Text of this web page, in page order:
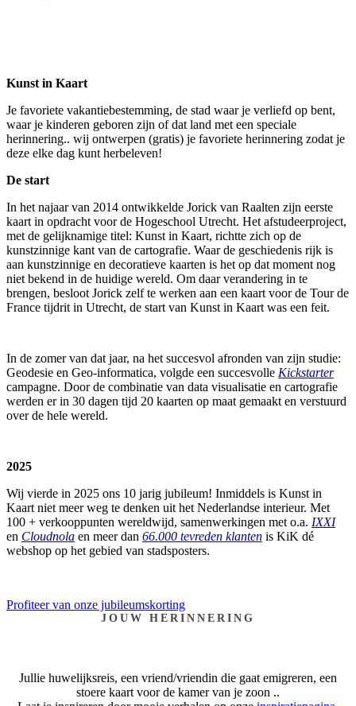
Kunst in Kaart
Je favoriete vakantiebestemming, de stad waar je verliefd op bent,
waar je kinderen geboren zijn of dat land met een speciale
herinnering.. wij ontwerpen (gratis) je favoriete herinnering zodat je
deze elke dag kunt herbeleven!
De start
In het najaar van 2014 ontwikkelde Jorick van Raalten zijn eerste
kaart in opdracht voor de Hogeschool Utrecht. Het afstudeerproject,
met de gelijknamige titel: Kunst in Kaart, richtte zich op de
kunstzinnige kant van de cartografie. Waar de geschiedenis rijk is
aan kunstzinnige en decoratieve kaarten is het op dat moment nog
niet bekend in de huidige wereld. Om daar verandering in te
brengen, besloot Jorick zelf te werken aan een kaart voor de Tour de
France tijdrit in Utrecht, de start van Kunst in Kaart was een feit.
In de zomer van dat jaar, na het succesvol afronden van zijn studie:
Geodesie en Geo-informatica, volgde een succesvolle Kickstarter
campagne. Door de combinatie van data visualisatie en cartografie
werden er in 30 dagen tijd 20 kaarten op maat gemaakt en verstuurd
over de hele wereld.
2025
Wij vierde in 2025 ons 10 jarig jubileum! Inmiddels is Kunst in
Kaart niet meer weg te denken uit het Nederlandse interieur. Met
100 + verkooppunten wereldwijd, samenwerkingen met o.a. IXXI
en Cloudnola en meer dan 66.000 tevreden klanten is KiK dé
webshop op het gebied van stadsposters.
Profiteer van onze jubileumskorting
JOUW HERINNERING
Jullie huwelijksreis, een vriend/vriendin die gaat emigreren, een
stoere kaart voor de kamer van je zoon ..